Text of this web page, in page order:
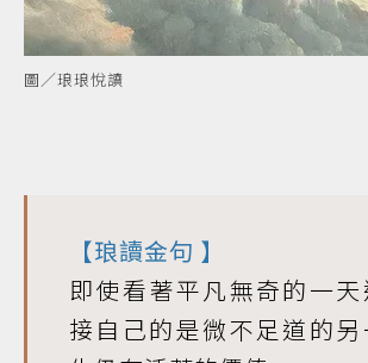
圖／琅琅悅讀
【琅讀金句 】
即使看著平凡無奇的一
接自己的是微不足道的